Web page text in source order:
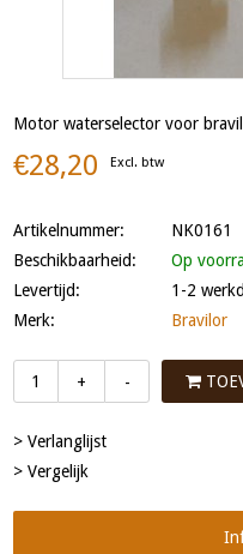
Motor waterselector voor
€28,20 Excl. btw
Artikelnummer:
NK0161
Beschikbaarheid:
Op
Levertijd:
1-2
Merk:
Bravilor
+ -
> Verlanglijst
> Vergelijk